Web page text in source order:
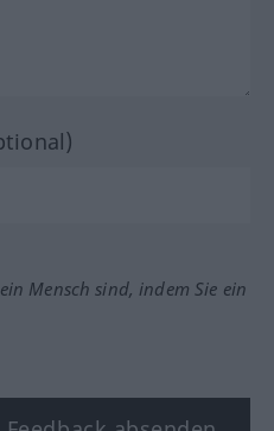
Mensch sind, indem Sie ein